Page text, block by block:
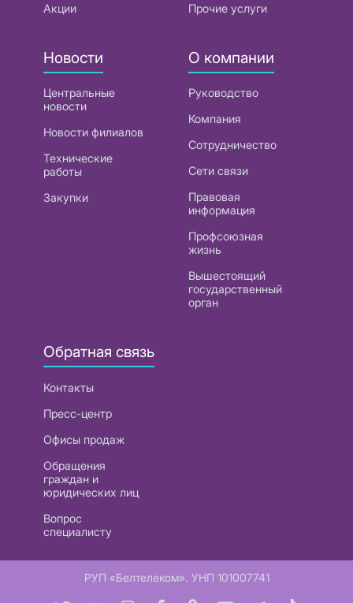
Акции
Прочие услуги
Новости
Центральные
новости
Новости филиалов
Технические
работы
Закупки
О компании
Руководство
Компания
Сотрудничество
Сети связи
Правовая
информация
Профсоюзная
жизнь
Вышестоящий
государственный
орган
Обратная связь
Контакты
Пресс-центр
Офисы продаж
Обращения
граждан и
юридических лиц
Вопрос
специалисту
РУП «Белтелеком». УНП 101007741